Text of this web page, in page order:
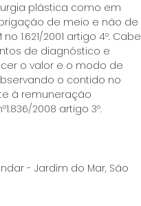
plástica como em
de meio e não de
1.621/2001 artigo 4º. Cabe
de diagnóstico e
o valor e o modo de
o contido no
à remuneração
2008 artigo 3º.
- Jardim do Mar, São